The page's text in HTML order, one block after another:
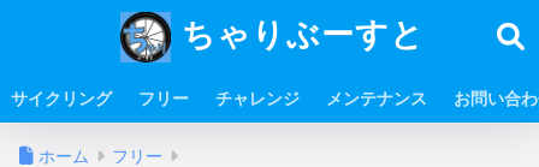
ちゃりぶーすと
サイクリング フリー チャレンジ メンテナンス お問い合
ホーム フリー